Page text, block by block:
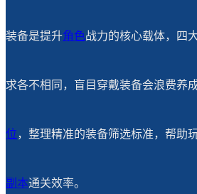
装备是提升角色战力的核心载体，四
求各不相同，盲目穿戴装备会浪费养
位，整理精准的装备筛选标准，帮助
副本通关效率。